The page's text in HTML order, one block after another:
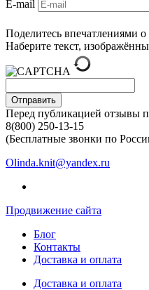
E-mail
Поделитесь впечатлениями о
Наберите текст,
Отправить
Перед публикацией отзывы
8(800) 250-13-15
(Бесплатные звонки по
Olinda.knit@yandex.ru
Продвижение сайта
Блог
Контакты
Доставка и оплата
Доставка и оплата